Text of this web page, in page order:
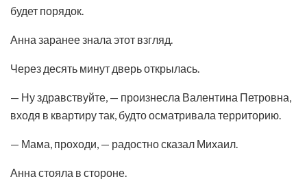
будет порядок.
Анна заранее знала этот взгляд.
Через десять минут дверь открылась.
— Ну здравствуйте, — произнесла Валентина Петровна,
входя в квартиру так, будто осматривала территорию.
— Мама, проходи, — радостно сказал Михаил.
Анна стояла в стороне.